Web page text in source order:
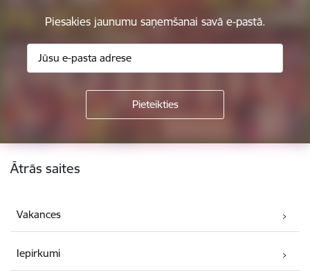
Piesakies jaunumu saņemšanai savā e-pastā.
Kājene
Ātrās saites
Vakances
Iepirkumi